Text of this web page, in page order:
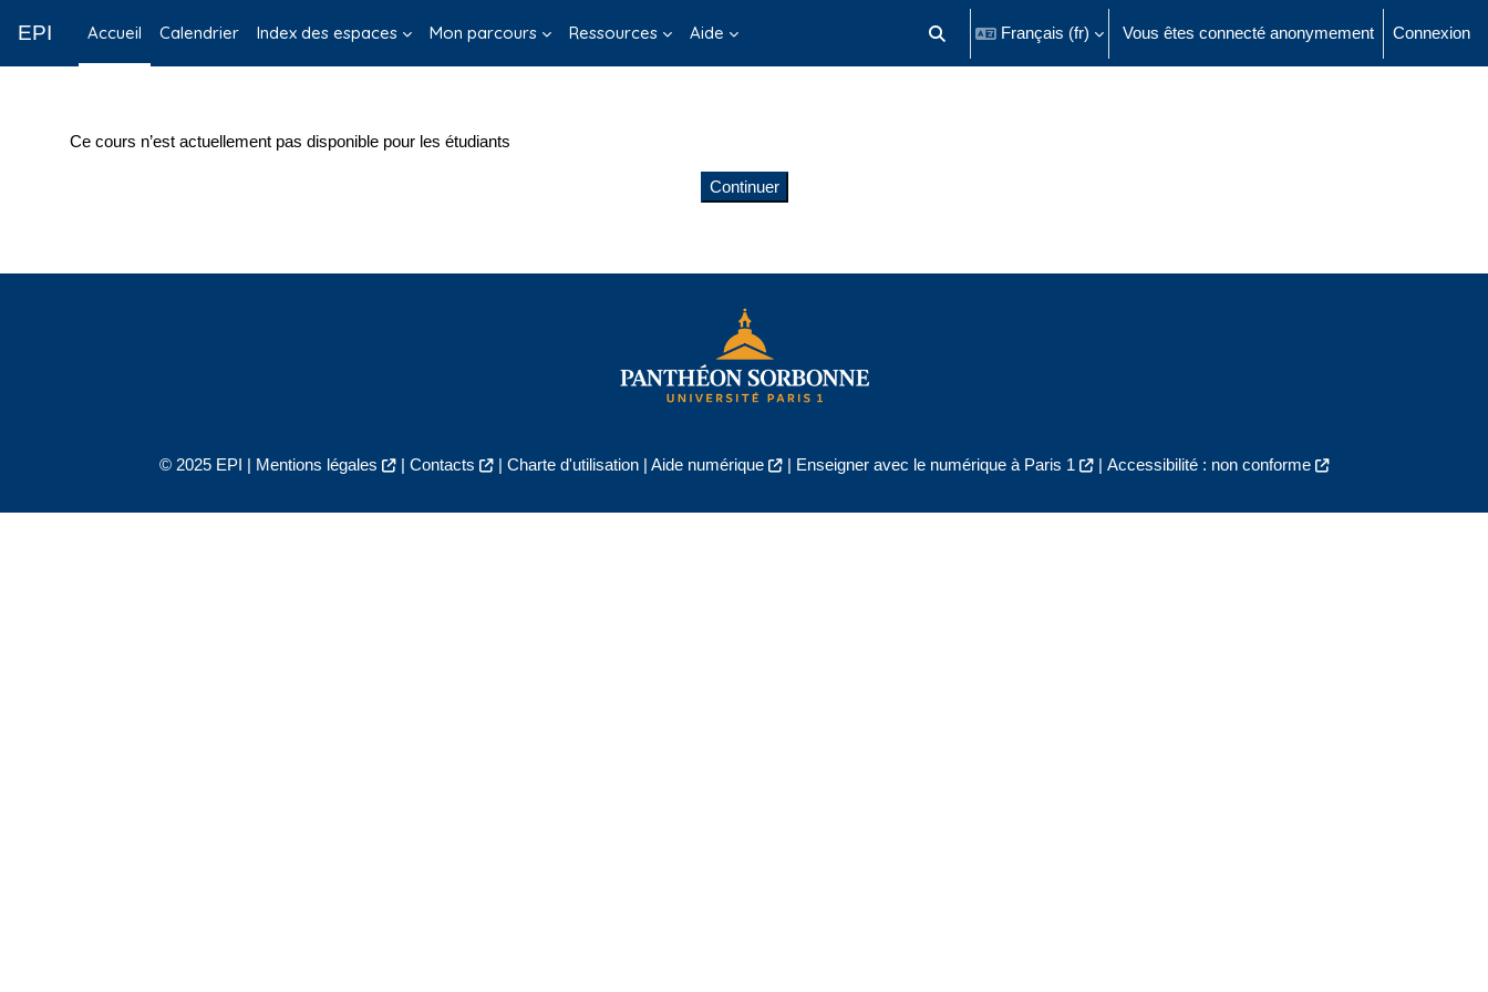
EPI Accueil Calendrier Index des espaces Mon parcours Ressources Aide Activer/désactiver la saisie de recherche
Français ‎(fr)‎ Vous êtes connecté anonymement Connexion
Ce cours n’est actuellement pas disponible pour les étudiants
Continuer
© 2025 EPI | Mentions légales | Contacts | Charte d'utilisation| Aide numérique | Enseigner avec le numérique à Paris 1 | Accessibilité : non conforme